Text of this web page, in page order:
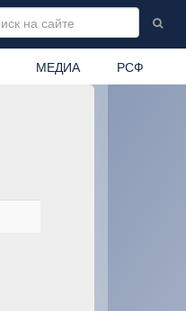
МЕДИА РСФ